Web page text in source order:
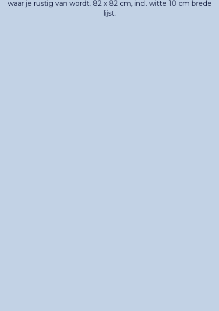
waar je rustig van wordt. 82 x 82 cm, incl. witte 10 cm brede
lijst.